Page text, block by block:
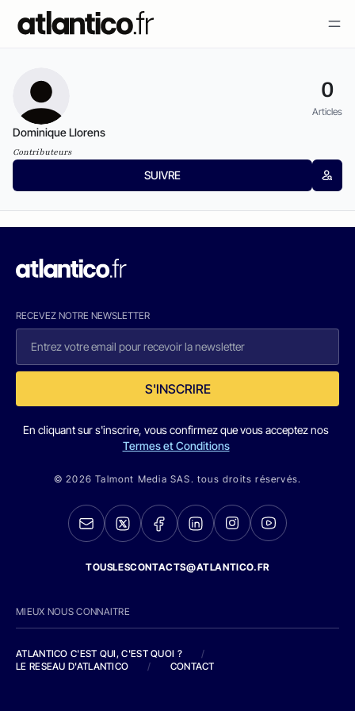
0
Articles
Dominique Llorens
Contributeurs
SUIVRE
RECEVEZ NOTRE NEWSLETTER
S'INSCRIRE
En cliquant sur s'inscrire, vous confirmez que vous acceptez nos
Termes et Conditions
© 2026 Talmont Media SAS. tous droits réservés.
TOUSLESCONTACTS@ATLANTICO.FR
MIEUX NOUS CONNAITRE
ATLANTICO C'EST QUI, C'EST QUOI ?
/
LE RESEAU D'ATLANTICO
/ CONTACT